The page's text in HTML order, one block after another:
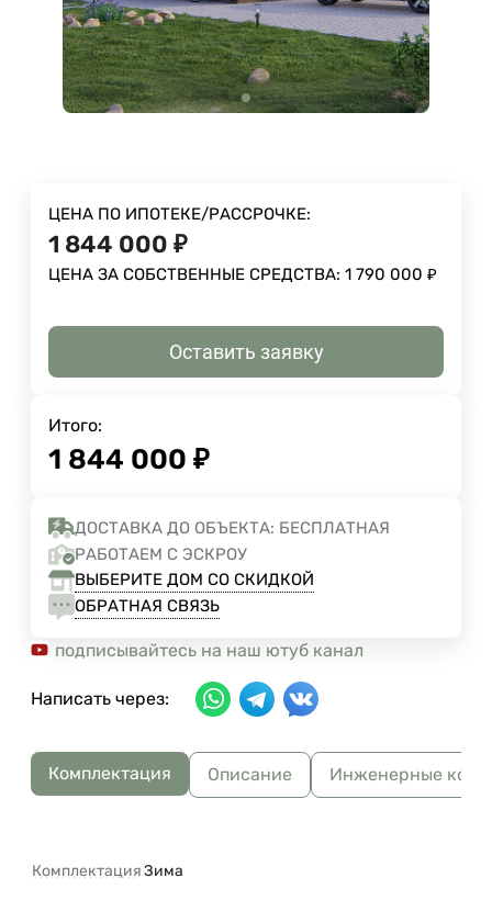
ЦЕНА ПО ИПОТЕКЕ/РАССРОЧКЕ:
1 844 000 ₽
ЦЕНА ЗА СОБСТВЕННЫЕ СРЕДСТВА: 1 790 000 ₽
Оставить заявку
Итого:
1 844 000 ₽
ДОСТАВКА ДО ОБЪЕКТА: БЕСПЛАТНАЯ
РАБОТАЕМ С ЭСКРОУ
ВЫБЕРИТЕ ДОМ СО СКИДКОЙ
ОБРАТНАЯ СВЯЗЬ
подписывайтесь на наш ютуб канал
Написать через:
Комплектация Описание Инженерные
КомплектацияЗима